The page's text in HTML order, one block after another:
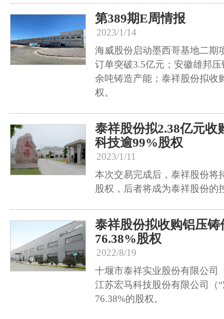
第389期E周情报
2023/1/14
海威股份启动墨西哥基地二期
订单突破3.5亿元；安徽雄邦
余吨铸造产能；泰祥股份拟收
权。
泰祥股份拟2.38亿元收
科技逾99%股权
2023/1/11
本次交易完成后，泰祥股份将
股权，后者将成为泰祥股份的
泰祥股份拟收购铝压
76.38%股权
2022/8/19
十堰市泰祥实业股份有限公司
江苏宏马科技股份有限公司（
76.38%的股权。